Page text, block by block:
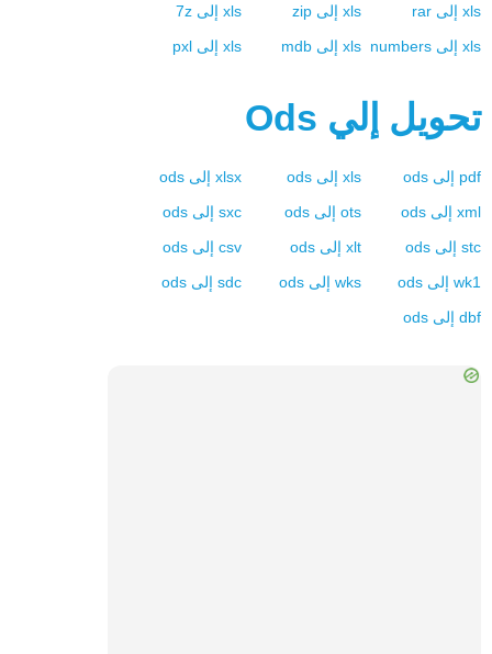
xls إلى rar
xls إلى zip
xls إلى 7z
xls إلى numbers
xls إلى mdb
xls إلى pxl
تحويل إلي Ods
pdf إلى ods
xls إلى ods
xlsx إلى ods
xml إلى ods
ots إلى ods
sxc إلى ods
stc إلى ods
xlt إلى ods
csv إلى ods
wk1 إلى ods
wks إلى ods
sdc إلى ods
dbf إلى ods